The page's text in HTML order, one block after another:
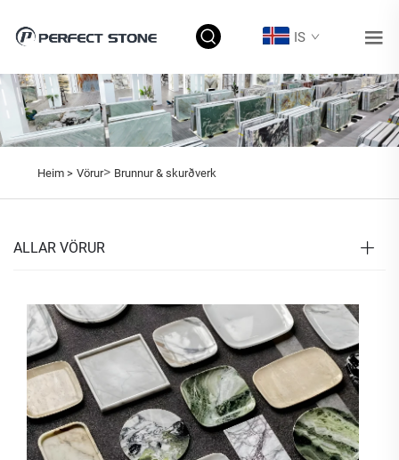
IS
Heim > Vörur> Brunnur & skurðverk
ALLAR VÖRUR